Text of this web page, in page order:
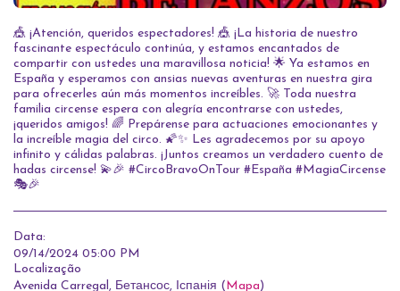
🎪 ¡Atención, queridos espectadores! 🎪 ¡La historia de nuestro
fascinante espectáculo continúa, y estamos encantados de
compartir con ustedes una maravillosa noticia! 🌟 Ya estamos en
España y esperamos con ansias nuevas aventuras en nuestra gira
para ofrecerles aún más momentos increíbles. 🚀 Toda nuestra
familia circense espera con alegría encontrarse con ustedes,
¡queridos amigos! 🌈 Prepárense para actuaciones emocionantes y
la increíble magia del circo. 🌠✨ Les agradecemos por su apoyo
infinito y cálidas palabras. ¡Juntos creamos un verdadero cuento de
hadas circense! 💫🎉 #CircoBravoOnTour #España #MagiaCircense
🎭🎉
Data:
09/14/2024 05:00 PM
Localização
Avenida Carregal, Бетансос, Іспанія (Mapa)